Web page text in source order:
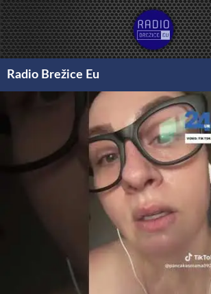
Preskoči
na
vsebino
Radio Brežice Eu